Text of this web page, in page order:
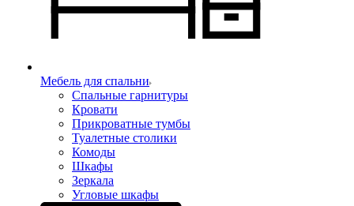
Мебель для спальни
Спальные гарнитуры
Кровати
Прикроватные тумбы
Туалетные столики
Комоды
Шкафы
Зеркала
Угловые шкафы